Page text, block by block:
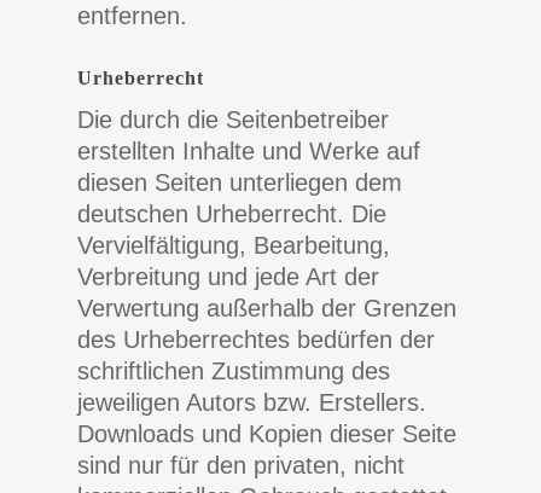
entfernen.
Urheberrecht
Die durch die Seitenbetreiber
erstellten Inhalte und Werke auf
diesen Seiten unterliegen dem
deutschen Urheberrecht. Die
Vervielfältigung, Bearbeitung,
Verbreitung und jede Art der
Verwertung außerhalb der Grenzen
des Urheberrechtes bedürfen der
schriftlichen Zustimmung des
jeweiligen Autors bzw. Erstellers.
Downloads und Kopien dieser Seite
sind nur für den privaten, nicht